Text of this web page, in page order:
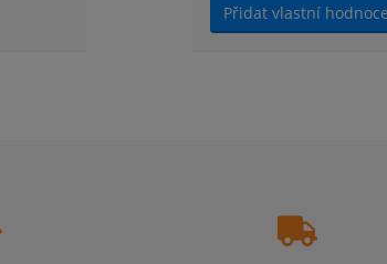
Přidat vlastní